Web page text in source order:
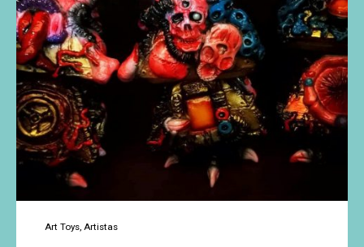
Art Toys Artistas